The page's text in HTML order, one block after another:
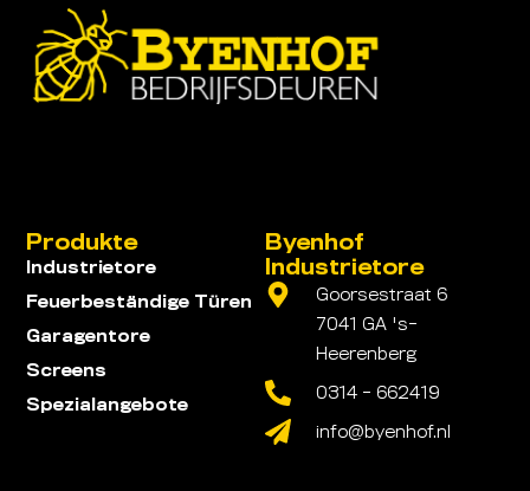
Byenhof
Industrietore
Goorsestraat 6
7041 GA 's-
Heerenberg
0314 - 662419
info@byenhof.nl
Produkte
Industrietore
Feuerbeständige Türen
Garagentore
Screens
Spezialangebote